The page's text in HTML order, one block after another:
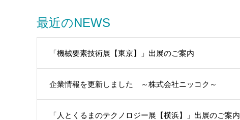
最近のNEWS
「機械要素技術展【東京】」出展のご案内
企業情報を更新しました ～株式会社ニッコク～
「人とくるまのテクノロジー展【横浜】」出展のご案内